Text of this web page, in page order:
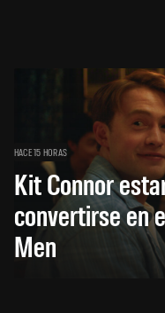
HACE 15 HORAS
Kit Connor
convertirse en
Men